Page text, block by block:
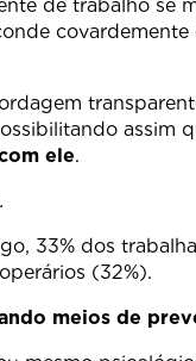
de trabalho se
assim
ele.
(32%).
meios de